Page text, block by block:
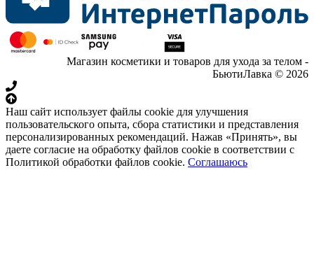
Магазин косметики и товаров для ухода за телом -
БьютиЛавка © 2026
Наш сайт использует файлы cookie для улучшения
пользовательского опыта, сбора статистики и представления
персонализированных рекомендаций. Нажав «Принять», вы
даете согласие на обработку файлов cookie в соответствии с
Политикой обработки файлов cookie. Соглашаюсь